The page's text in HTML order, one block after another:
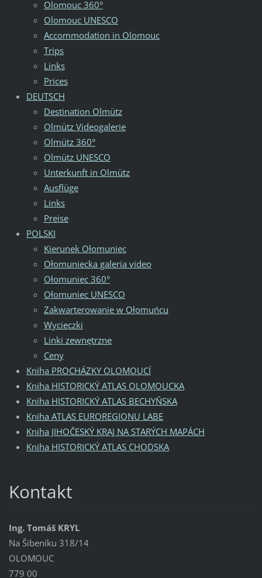
Olomouc 360°
Olomouc UNESCO
Accommodation in Olomouc
Trips
Links
Prices
DEUTSCH
Destination Olmütz
Olmütz Videogalerie
Olmütz 360°
Olmütz UNESCO
Unterkunft in Olmütz
Ausflüge
Links
Preise
POLSKI
Kierunek Ołomuniec
Ołomuniecka galeria video
Ołomuniec 360°
Ołomuniec UNESCO
Zakwarterowanie w Ołomuńcu
Wycieczki
Linki zewnętrzne
Ceny
Kniha PROCHÁZKY OLOMOUCÍ
Kniha HISTORICKÝ ATLAS OLOMOUCKA
Kniha HISTORICKÝ ATLAS BECHYŇSKA
Kniha ATLAS EUROREGIONU LABE
Kniha JIHOČESKÝ KRAJ NA STARÝCH MAPÁCH
Kniha HISTORICKÝ ATLAS CHODSKA
Kontakt
Ing. Tomáš KRYL
Na Šibeníku 318/14
OLOMOUC
779 00